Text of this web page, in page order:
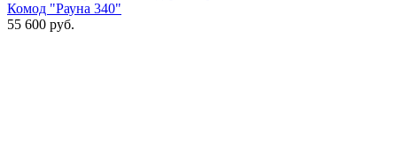
Комод "Рауна 340"
55 600 руб.